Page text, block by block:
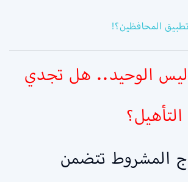
المحافظين؟!
الوحيد.. هل تجدي
المشروط تتضمن